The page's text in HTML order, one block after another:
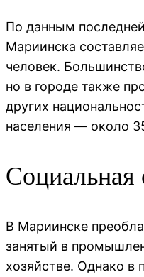
По данным
Мариинска
человек.
но в городе также
других
населения — около
Социальная
В Мариинске
занятый в
хозяйстве. Однако в